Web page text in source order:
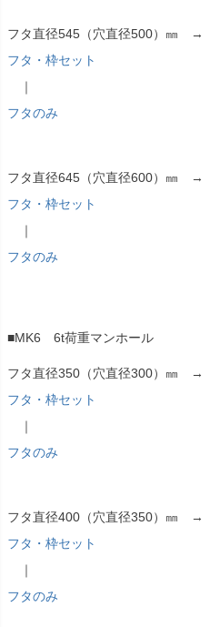
フタ直径545（穴直径500）㎜ →
フタ・枠セット
｜
フタのみ
フタ直径645（穴直径600）㎜ →
フタ・枠セット
｜
フタのみ
■MK6 6t荷重マンホール
フタ直径350（穴直径300）㎜ →
フタ・枠セット
｜
フタのみ
フタ直径400（穴直径350）㎜ →
フタ・枠セット
｜
フタのみ